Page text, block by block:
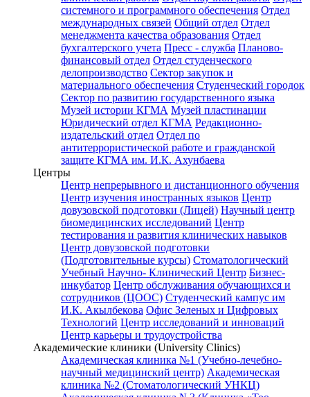
системного и программного обеспечения Отдел
международных связей Общий отдел Отдел
менеджмента качества образования Отдел
бухгалтерского учета Пресс - служба Планово-
финансовый отдел Отдел студенческого
делопроизводство Сектор закупок и
материального обеспечения Студенческий городок
Сектор по развитию государственного языка
Музей истории КГМА Музей пластинации
Юридический отдел КГМА Редакционно-
издательский отдел Отдел по
антитеррористической работе и гражданской
защите КГМА им. И.К. Ахунбаева
Центры
Центр непрерывного и дистанционного обучения
Центр изучения иностранных языков Центр
довузовской подготовки (Лицей) Научный центр
биомедицинских исследований Центр
тестирования и развития клинических навыков
Центр довузовской подготовки
(Подготовительные курсы) Стоматологический
Учебный Научно- Клинический Центр Бизнес-
инкубатор Центр обслуживания обучающихся и
сотрудников (ЦООС) Студенческий кампус им
И.К. Акылбекова Офис Зеленых и Цифровых
Технологий Центр исследований и инноваций
Центр карьеры и трудоустройства
Академические клиники (University Clinics)
Академическая клиника №1 (Учебно-лечебно-
научный медицинский центр) Академическая
клиника №2 (Стоматологический УНКЦ)